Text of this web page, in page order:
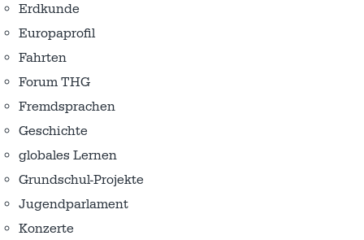
Erdkunde
Europaprofil
Fahrten
Forum THG
Fremdsprachen
Geschichte
globales Lernen
Grundschul-Projekte
Jugendparlament
Konzerte